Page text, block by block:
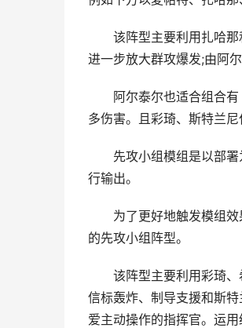
该阵型主要利用扎哈那
进一步放大群攻爆发;由阿
阿尔泰尔也适合组合有
多伤害。且彩琦、斯特兰
先攻小组模组是以部署
行输出。
为了更好地触发模组效
的先攻小组阵型。
该阵型主要利用彩琦、
信标轰炸、制导支援和斯
爱主动操作的指挥官。运